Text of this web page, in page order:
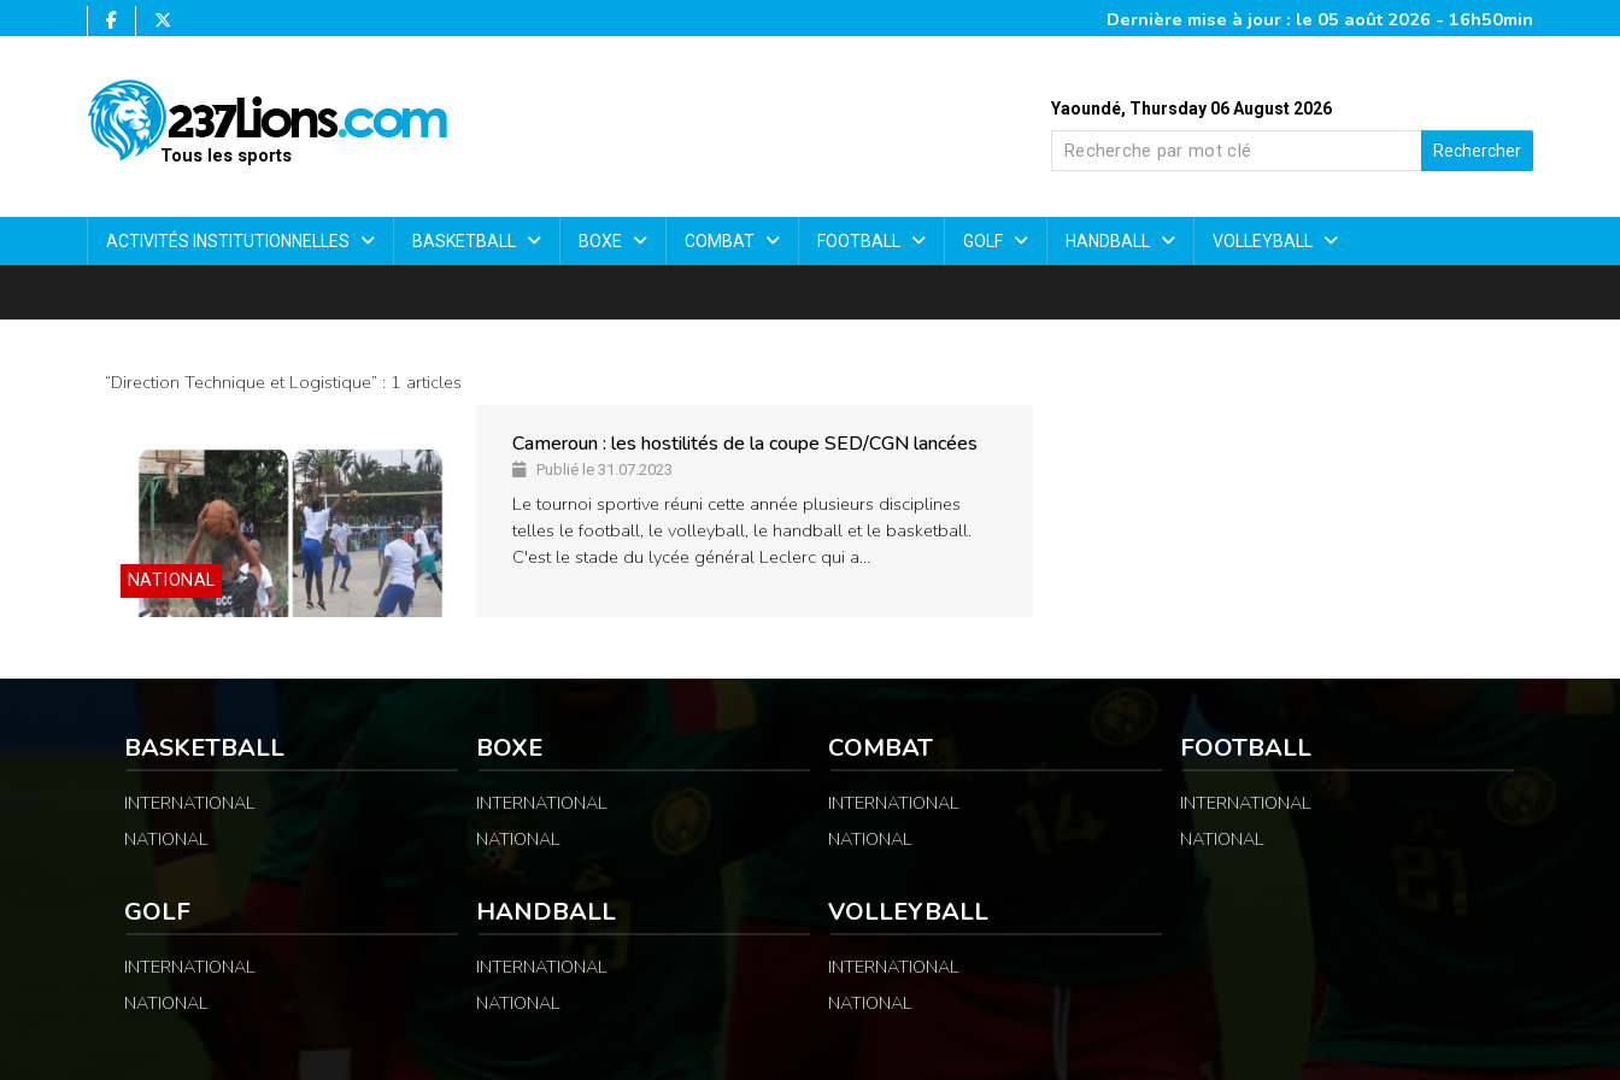
Dernière mise à jour : le 05 août 2026 - 16h50min
Yaoundé, Thursday 06 August 2026
Rechercher
Tous les sports
ACTIVITÉS INSTITUTIONNELLES BASKETBALL BOXE COMBAT FOOTBALL GOLF HANDBALL VOLLEYBALL
“Direction Technique et Logistique” : 1 articles
NATIONAL
Cameroun : les hostilités de la coupe SED/CGN lancées
Publié le 31.07.2023
Le tournoi sportive réuni cette année plusieurs disciplines
telles le football, le volleyball, le handball et le basketball.
C'est le stade du lycée général Leclerc qui a…
BASKETBALL
INTERNATIONAL
NATIONAL
BOXE
INTERNATIONAL
NATIONAL
COMBAT
INTERNATIONAL
NATIONAL
FOOTBALL
INTERNATIONAL
NATIONAL
GOLF
INTERNATIONAL
NATIONAL
HANDBALL
INTERNATIONAL
NATIONAL
VOLLEYBALL
INTERNATIONAL
NATIONAL